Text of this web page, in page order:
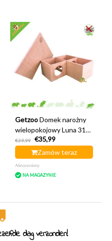
Getzoo Domek narożny
wielopokojowy Luna 31
cm
€39,99
€35,99
Zamów teraz
Nieoceniony
NA MAGAZYNIE
Specjaliści od